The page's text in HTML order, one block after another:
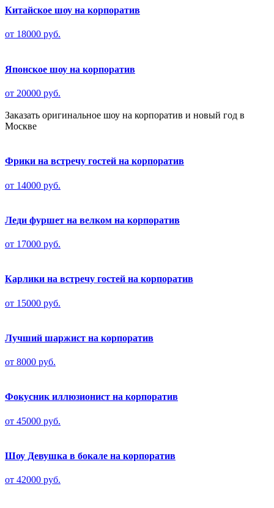
Китайское шоу на корпоратив
от 18000 руб.
Японское шоу на корпоратив
от 20000 руб.
Заказать оригинальное шоу на корпоратив и новый год в
Москве
Фрики на встречу гостей на корпоратив
от 14000 руб.
Леди фуршет на велком на корпоратив
от 17000 руб.
Карлики на встречу гостей на корпоратив
от 15000 руб.
Лучший шаржист на корпоратив
от 8000 руб.
Фокусник иллюзионист на корпоратив
от 45000 руб.
Шоу Девушка в бокале на корпоратив
от 42000 руб.